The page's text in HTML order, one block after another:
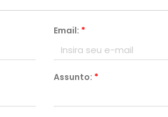
Email: *
Assunto: *